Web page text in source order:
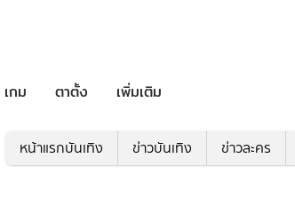
เกม ตาตั้ง เพิ่มเติม
หน้าแรกบันเทิง ข่าวบันเทิง ข่าวละคร